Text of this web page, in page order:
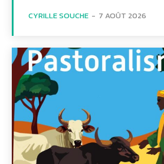
CYRILLE SOUCHE - 7 AOÛT 2026